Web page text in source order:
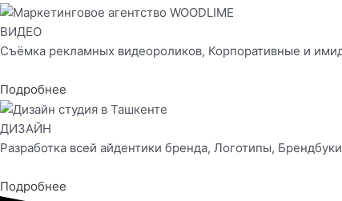
ВИДЕО
Съёмка рекламных видеороликов, Корпоративные и
Подробнее
ДИЗАЙН
Разработка всей айдентики бренда, Логотипы,
Подробнее